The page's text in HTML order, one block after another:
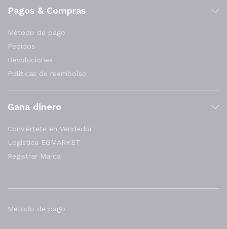
Pagos & Compras
Método de pago
Pedidos
Devoluciones
Políticas de reembolso
Gana dinero
Conviértete en Vendedor
Logística EGMARKET
Registrar Marca
Método de pago